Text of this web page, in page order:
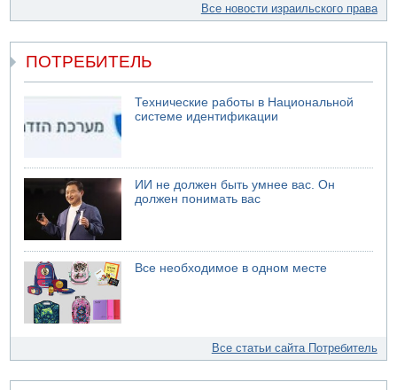
Все новости израильского права
ПОТРЕБИТЕЛЬ
Технические работы в Национальной
системе идентификации
ИИ не должен быть умнее вас. Он
должен понимать вас
Все необходимое в одном месте
Все статьи сайта Потребитель